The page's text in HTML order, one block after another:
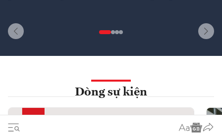
Dòng sự kiện